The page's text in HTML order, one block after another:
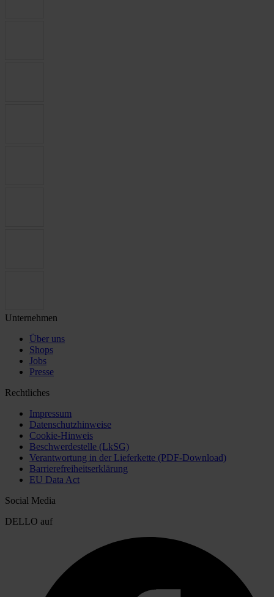
Unternehmen
Über uns
Shops
Jobs
Presse
Rechtliches
Impressum
Datenschutzhinweise
Cookie-Hinweis
Beschwerdestelle (LkSG)
Verantwortung in der Lieferkette (PDF-Download)
Barrierefreiheitserklärung
EU Data Act
Social Media
DELLO auf